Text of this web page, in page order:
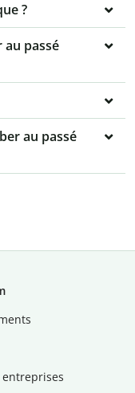
?
passé
au passé
entreprises